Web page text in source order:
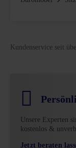
Kundenservice seit
Unsere Experten
kostenlos &
Jetzt beraten